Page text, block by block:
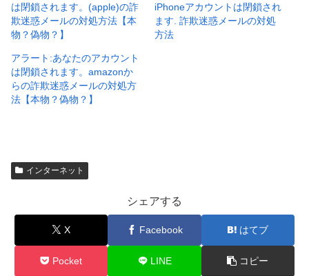
は閉鎖されます。(apple)の詐
欺迷惑メールの対処方法【本
物？偽物？】
iPhoneアカウントは閉鎖され
ます. 詐欺迷惑メールの対処
方法
アラート:あなたのアカウント
は閉鎖されます。amazonか
らの詐欺迷惑メールの対処方
法【本物？偽物？】
インターネット
シェアする
X Facebook はてブ
Pocket LINE コピー